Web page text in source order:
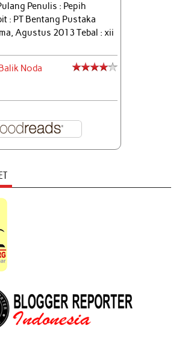
Penulis : Pepih
: PT Bentang Pustaka
Agustus 2013 Tebal : xii
Noda